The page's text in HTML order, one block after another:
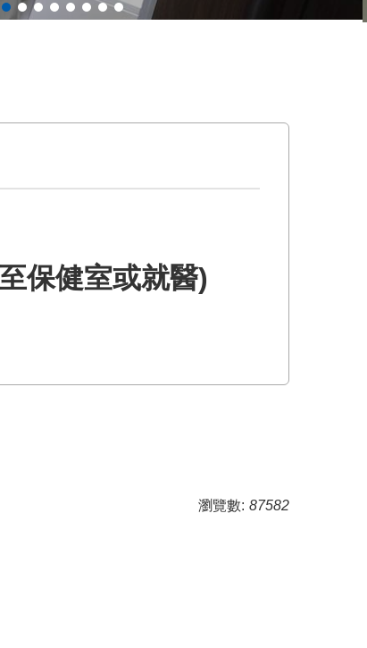
保健室或就醫)
瀏覽數: 87582